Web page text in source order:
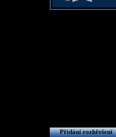
Přidání rozhřešení